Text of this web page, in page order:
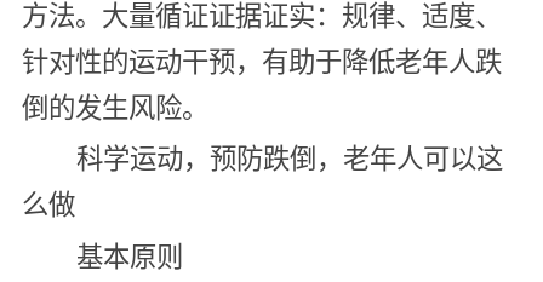
方法。大量循证证据证实：规律、适度、
针对性的运动干预，有助于降低老年人跌
倒的发生风险。
科学运动，预防跌倒，老年人可以这
么做
基本原则